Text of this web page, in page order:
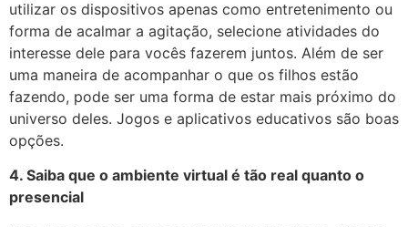
utilizar os dispositivos apenas como entretenimento ou
forma de acalmar a agitação, selecione atividades do
interesse dele para vocês fazerem juntos. Além de ser
uma maneira de acompanhar o que os filhos estão
fazendo, pode ser uma forma de estar mais próximo do
universo deles. Jogos e aplicativos educativos são boas
opções.
4. Saiba que o ambiente virtual é tão real quanto o
presencial